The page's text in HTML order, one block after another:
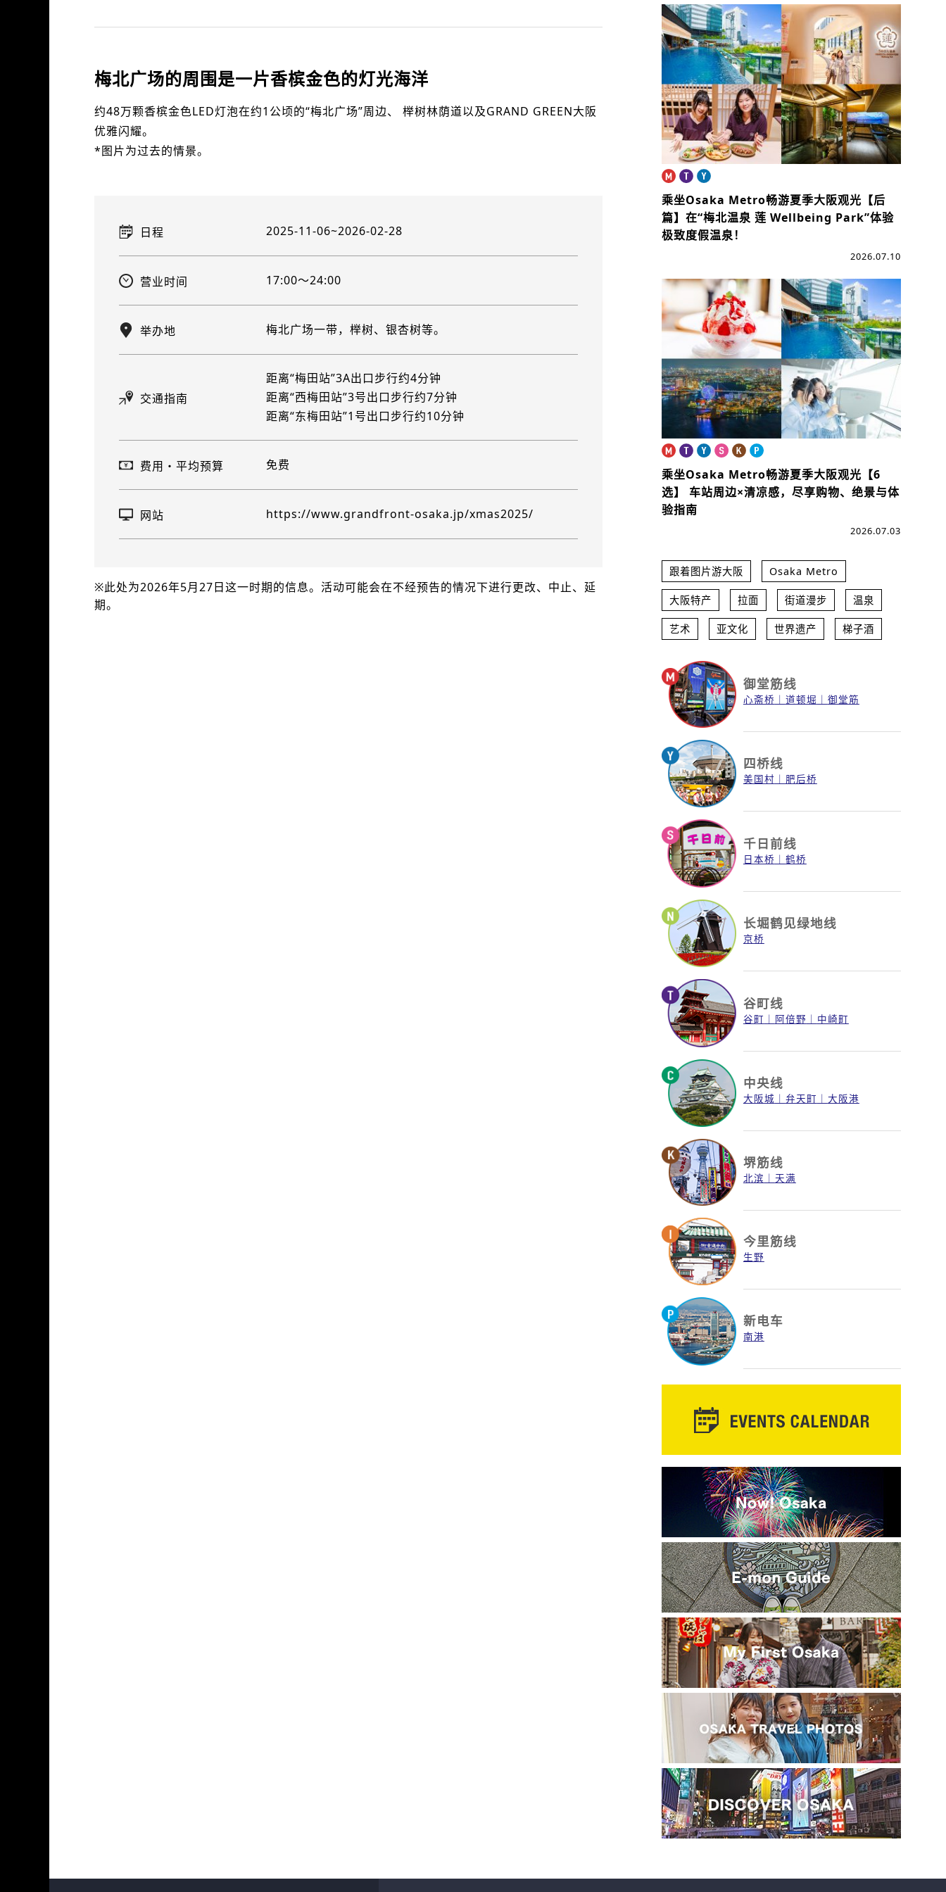
梅北广场的周围是一片香槟金色的灯光海洋
约48万颗香槟金色LED灯泡在约1公顷的“梅北广场”周边、 榉树林荫道以及GRAND GREEN大阪
优雅闪耀。
*图片为过去的情景。
日程 2025-11-06~2026-02-28
营业时间 17:00～24:00
举办地 梅北广场一带，榉树、银杏树等。
交通指南
距离“梅田站”3A出口步行约4分钟
距离“西梅田站”3号出口步行约7分钟
距离“东梅田站”1号出口步行约10分钟
费用・平均预算 免费
网站 https://www.grandfront-osaka.jp/xmas2025/
※此处为2026年5月27日这一时期的信息。活动可能会在不经预告的情况下进行更改、中止、延
期。
乘坐Osaka Metro畅游夏季大阪观光【后
篇】在“梅北温泉 莲 Wellbeing Park”体验
极致度假温泉！
2026.07.10
乘坐Osaka Metro畅游夏季大阪观光【6
选】
车站周边×清凉感，尽享购物、绝景与体
验指南
2026.07.03
跟着图片游大阪 Osaka Metro
大阪特产 拉面 街道漫步 温泉
艺术 亚文化 世界遗产 梯子酒
御堂筋线
心斋桥 道顿堀 御堂筋
四桥线
美国村 肥后桥
千日前线
日本桥 鹤桥
长堀鹤见绿地线
京桥
谷町线
谷町 阿倍野 中崎町
中央线
大阪城 弁天町 大阪港
堺筋线
北滨 天满
今里筋线
生野
新电车
南港